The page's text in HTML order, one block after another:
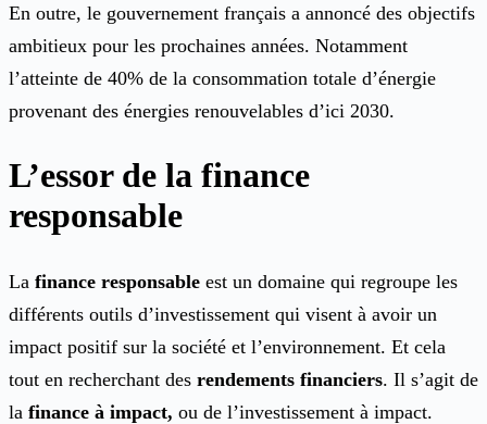
En outre, le gouvernement français a annoncé des objectifs
ambitieux pour les prochaines années. Notamment
l’atteinte de 40% de la consommation totale d’énergie
provenant des énergies renouvelables d’ici 2030.
L’essor de la finance
responsable
La finance responsable est un domaine qui regroupe les
différents outils d’investissement qui visent à avoir un
impact positif sur la société et l’environnement. Et cela
tout en recherchant des rendements financiers. Il s’agit de
la finance à impact, ou de l’investissement à impact.